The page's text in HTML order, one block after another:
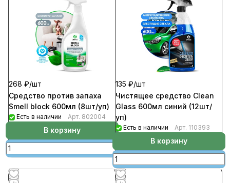
268 ₽/шт
Средство против запаха
Smell block 600мл (8шт/уп)
Есть в наличии Арт. 802004
В корзину
135 ₽/шт
Чистящее средство Clean
Glass 600мл синий (12шт/
уп)
Есть в наличии Арт. 110393
В корзину